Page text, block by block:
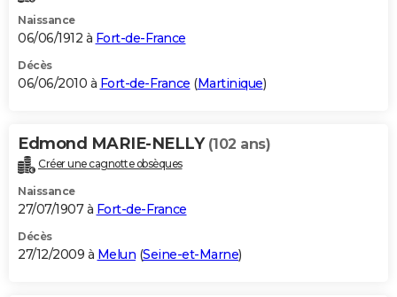
Naissance
06/06/1912 à Fort-de-France
Décès
06/06/2010 à Fort-de-France (Martinique)
Edmond MARIE-NELLY (102 ans)
Créer une cagnotte obsèques
Naissance
27/07/1907 à Fort-de-France
Décès
27/12/2009 à Melun (Seine-et-Marne)